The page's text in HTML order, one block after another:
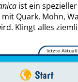
ist ein
Quark, Mohn,
Klingt alles
letzte
Start